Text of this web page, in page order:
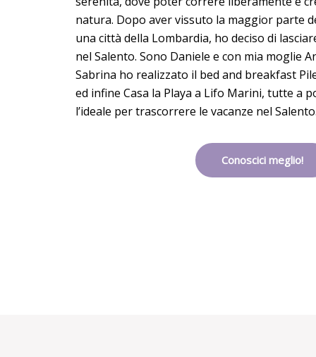
natura. Dopo aver vissuto la maggior parte
una città della Lombardia, ho deciso di
nel Salento. Sono Daniele e con mia moglie
Sabrina ho realizzato il bed and breakfast
ed infine Casa la Playa a Lifo Marini, tutte a
l’ideale per trascorrere le vacanze nel
Conoscici meglio!